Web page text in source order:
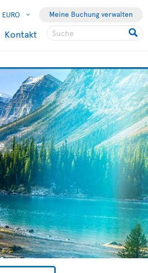
EURO Meine Buchung verwalten
Kontakt